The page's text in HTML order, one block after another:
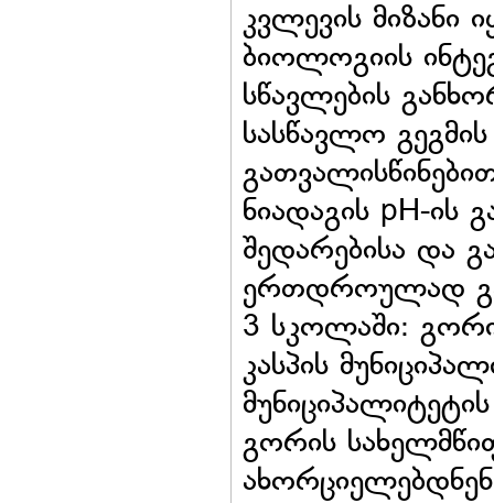
კვლევის მიზანი
ბიოლოგიის
სწავლების
სასწავლო
ნიადაგის pH-ის
შედარებისა და
ერთდროულად
3 სკოლაში:
კასპის
გორის